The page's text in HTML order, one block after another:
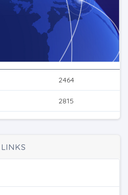
2464
2815
LINKS